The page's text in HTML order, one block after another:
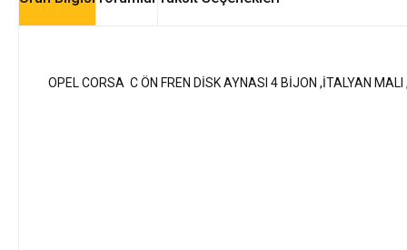
OPEL CORSA C ÖN FREN DİSK AYNASI 4 BİJON ,İTALYAN MALI